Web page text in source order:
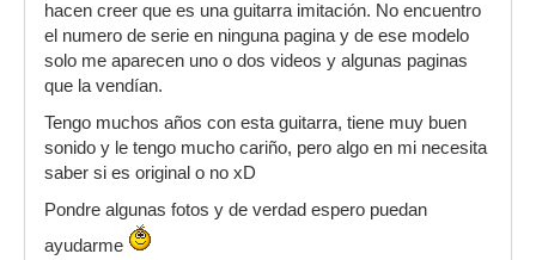
hacen creer que es una guitarra imitación. No encuentro
el numero de serie en ninguna pagina y de ese modelo
solo me aparecen uno o dos videos y algunas paginas
que la vendían.
Tengo muchos años con esta guitarra, tiene muy buen
sonido y le tengo mucho cariño, pero algo en mi necesita
saber si es original o no xD
Pondre algunas fotos y de verdad espero puedan
ayudarme